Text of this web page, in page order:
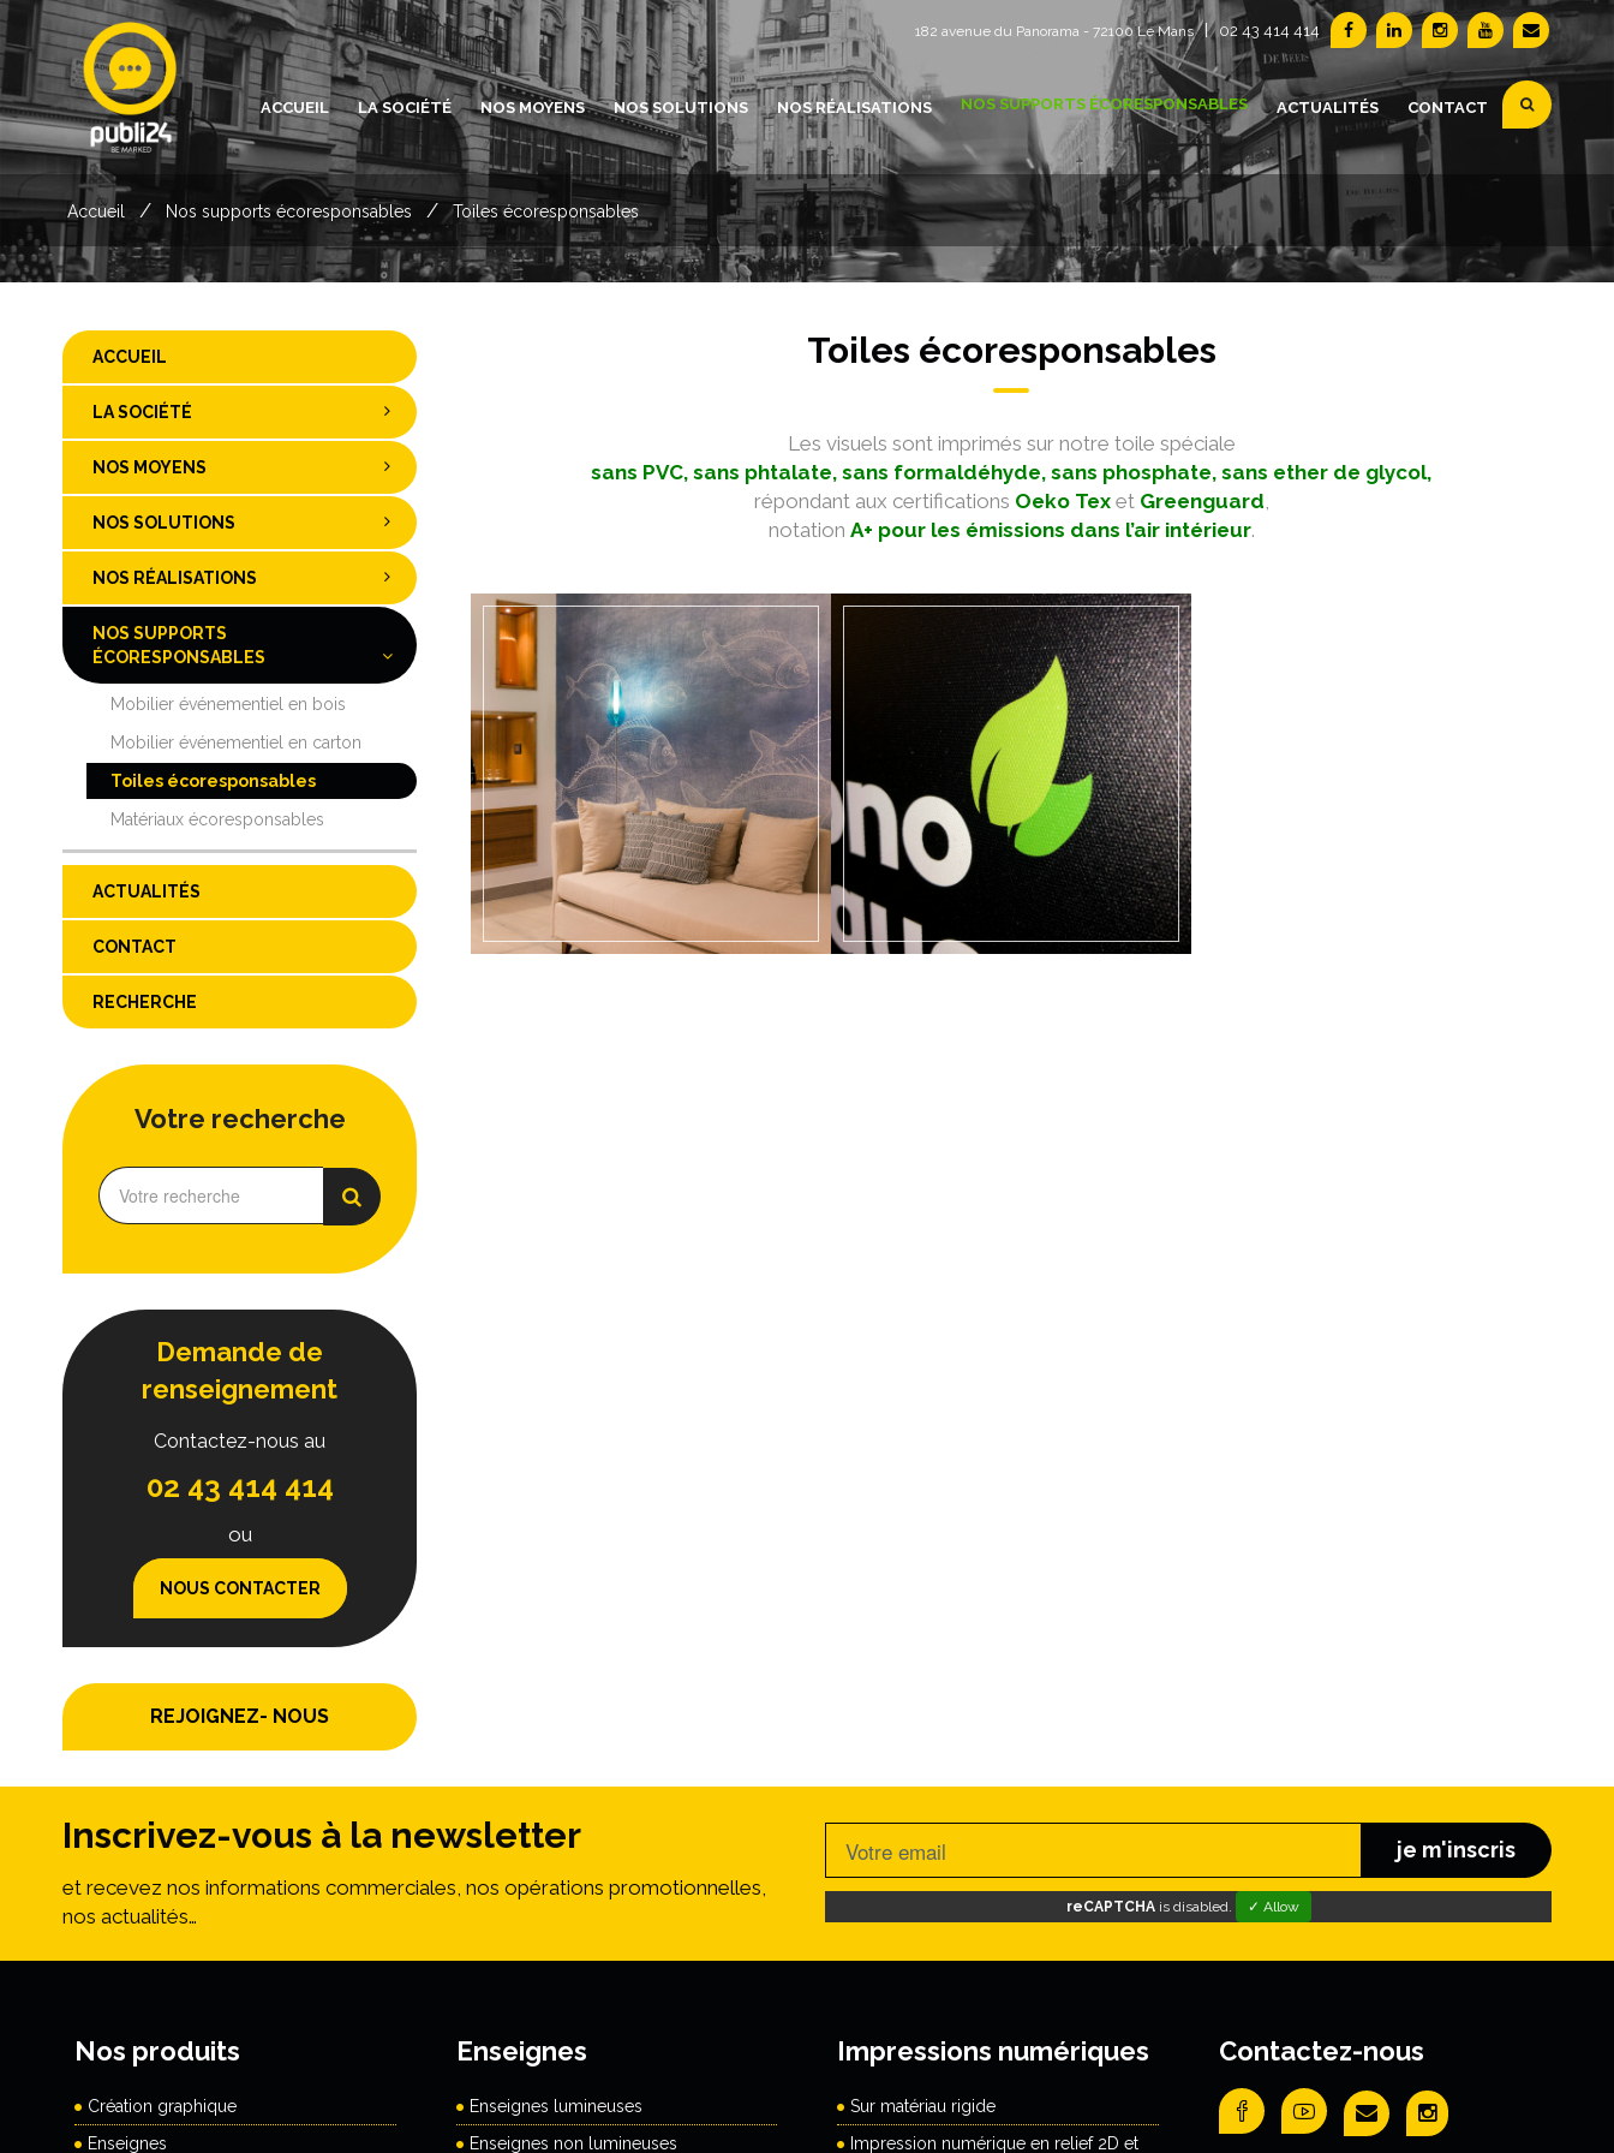
182 avenue du Panorama - 72100 Le Mans | 02 43 414 414
ACCUEIL LA SOCIÉTÉ NOS MOYENS NOS SOLUTIONS NOS RÉALISATIONS NOS SUPPORTS ÉCORESPONSABLES ACTUALITÉS CONTACT
Accueil / Nos supports écoresponsables / Toiles écoresponsables
Toiles écoresponsables
Les visuels sont imprimés sur notre toile spéciale
sans PVC, sans phtalate, sans formaldéhyde, sans phosphate, sans ether de glycol,
répondant aux certifications Oeko Texet Greenguard,
notation A+ pour les émissions dans l’air intérieur.
EN SAVOIR + EN SAVOIR +
ACCUEIL
LA SOCIÉTÉ
NOS MOYENS
NOS SOLUTIONS
NOS RÉALISATIONS
NOS SUPPORTS
ÉCORESPONSABLES
Mobilier événementiel en bois
Mobilier événementiel en carton
Toiles écoresponsables
Matériaux écoresponsables
ACTUALITÉS
CONTACT
RECHERCHE
Votre recherche
Demande de
renseignement
Contactez-nous au
02 43 414 414
ou
NOUS CONTACTER
REJOIGNEZ- NOUS
Inscrivez-vous à la newsletter
et recevez nos informations commerciales, nos opérations promotionnelles,
nos actualités…
je m'inscris
reCAPTCHAis disabled. ✓ Allow
Nos produits
Création graphique
Enseignes
Enseignes
Enseignes lumineuses
Enseignes non lumineuses
Impressions numériques
Sur matériau rigide
Impression numérique en relief 2D et
Contactez-nous